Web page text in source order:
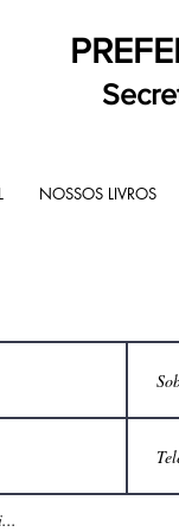
NOSSOS LIVROS